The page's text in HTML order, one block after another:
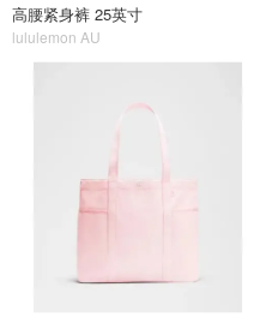
高腰紧身裤 25英寸
lululemon AU